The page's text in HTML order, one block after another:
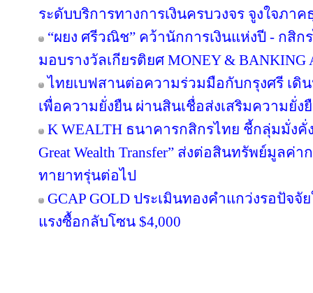
ระดับบริการทางการเงินครบวงจร จูงใจภา
“ผยง ศรีวณิช” คว้านักการเงินแห่งปี - กสิ
มอบรางวัลเกียรติยศ MONEY & BANKING
ไทยเบฟสานต่อความร่วมมือกับกรุงศรี เดิ
เพื่อความยั่งยืน ผ่านสินเชื่อส่งเสริมความยั่ง
K WEALTH ธนาคารกสิกรไทย ชี้กลุ่มมั่งคั่
Great Wealth Transfer” ส่งต่อสินทรัพย์มูลค่
ทายาทรุ่นต่อไป
GCAP GOLD ประเมินทองคำแกว่งรอปัจ
แรงซื้อกลับโซน $4,000